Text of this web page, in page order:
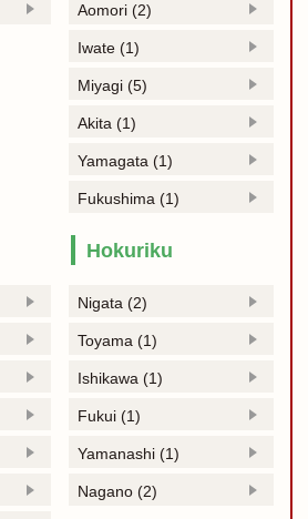
Aomori (2)
Iwate (1)
Miyagi (5)
Akita (1)
Yamagata (1)
Fukushima (1)
Hokuriku
Nigata (2)
Toyama (1)
Ishikawa (1)
Fukui (1)
Yamanashi (1)
Nagano (2)